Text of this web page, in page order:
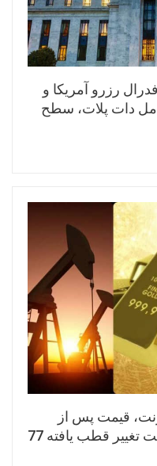
رزرو آمریکا و
دات پلات، سطح
قیمت پس از
اصلاح و پولبک نسبت به مقاومت تغییر قطب یافته 77